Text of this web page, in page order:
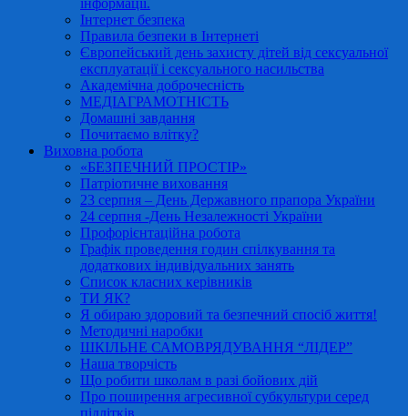
інформації.
Інтернет безпека
Правила безпеки в Інтернеті
Європейський день захисту дітей від сексуальної
експлуатації і сексуального насильства
Академічна доброчесність
МЕДІАГРАМОТНІСТЬ
Домашні завдання
Почитаємо влітку?
Виховна робота
«БЕЗПЕЧНИЙ ПРОСТІР»
Патріотичне виховання
23 серпня – День Державного прапора України
24 серпня -День Незалежності України
Профорієнтаційна робота
Графік проведення годин спілкування та
додаткових індивідуальних занять
Список класних керівників
ТИ ЯК?
Я обираю здоровий та безпечний спосіб життя!
Методичні наробки
ШКІЛЬНЕ САМОВРЯДУВАННЯ “ЛІДЕР”
Наша творчість
Що робити школам в разі бойових дій
Про поширення агресивної субкультури серед
підлітків